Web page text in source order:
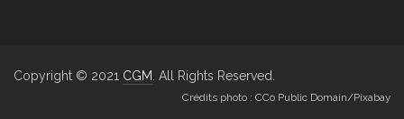
Copyright © 2021 CGM . All Rights Reserved.
Crédits photo : CCo Public Domain/Pixabay